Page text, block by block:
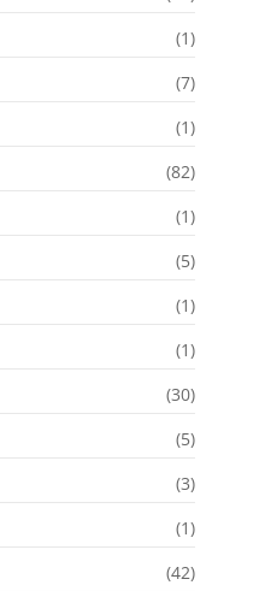
(1)
(7)
(1)
(82)
(1)
(5)
(1)
(1)
(30)
(5)
(3)
(1)
(42)